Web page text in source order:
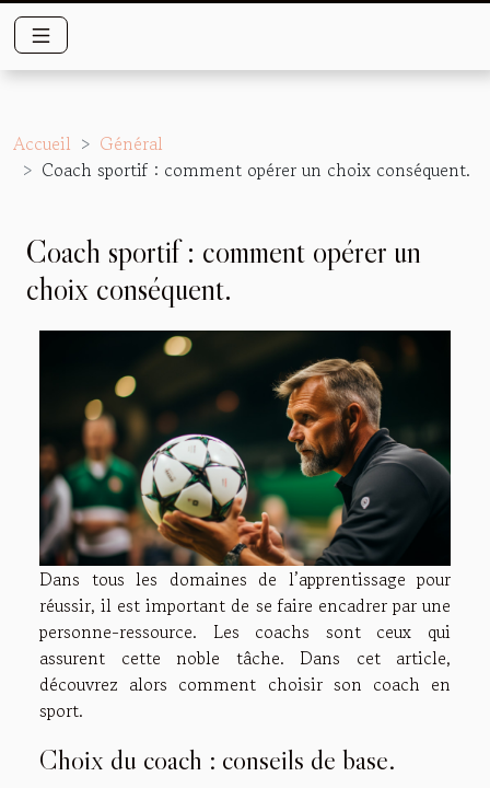
Accueil
Général
Coach sportif : comment opérer un choix conséquent.
Coach sportif : comment opérer un
choix conséquent.
Dans tous les domaines de l’apprentissage pour
réussir, il est important de se faire encadrer par une
personne-ressource. Les coachs sont ceux qui
assurent cette noble tâche. Dans cet article,
découvrez alors comment choisir son coach en
sport.
Choix du coach : conseils de base.